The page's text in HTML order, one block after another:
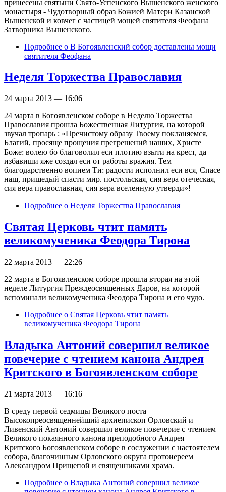
принесены святыни Свято-Успенского Вышенского женского
монастыря - Чудотворный образ Божией Матери Казанской
Вышенской и ковчег с частицей мощей святителя Феофана
Затворника Вышенского.
Подробнее о В Богоявленский собор доставлены мощи
святителя Феофана
Неделя Торжества Православия
24 марта 2013 — 16:06
24 марта в Богоявленском соборе в Неделю Торжества
Православия прошла Божественная Литургия, на которой
звучал тропарь : «Пречистому образу Твоему покланяемся,
Благий, просяще прощения прегрешений наших, Христе
Боже: волею бо благоволил еси плотию взыти на крест, да
избавиши яже создал еси от работы вражия. Тем
благодарственно вопием Ти: радости исполнил еси вся, Спасе
наш, пришедый спасти мир. постольская, сия вера отеческая,
сия вера православная, сия вера вселенную утверди»!
Подробнее о Неделя Торжества Православия
Святая Церковь чтит память
великомученика Феодора Тирона
22 марта 2013 — 22:26
22 марта в Богоявленском соборе прошла вторая на этой
неделе Литургия Преждеосвященных Даров, на которой
вспоминали великомученика Феодора Тирона и его чудо.
Подробнее о Святая Церковь чтит память
великомученика Феодора Тирона
Владыка Антоний совершил великое
повечерие с чтением канона Андрея
Критского в Богоявленском соборе
21 марта 2013 — 16:16
В среду первой седмицы Великого поста
Высокопреосвященнейший архиепископ Орловский и
Ливенский Антоний совершил великое повечерие с чтением
Великого покаянного канона преподобного Андрея
Критского Богоявленском соборе в сослужении с настоятелем
собора, благочинным Орловского округа протоиереем
Александром Прищепой и священниками храма.
Подробнее о Владыка Антоний совершил великое